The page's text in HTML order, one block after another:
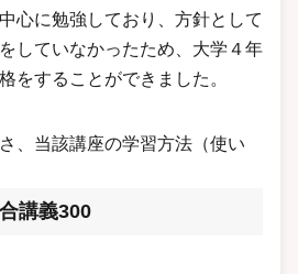
心に勉強しており、方針として
していなかったため、大学４年
をすることができました。
、当該講座の学習方法（使い
講義300